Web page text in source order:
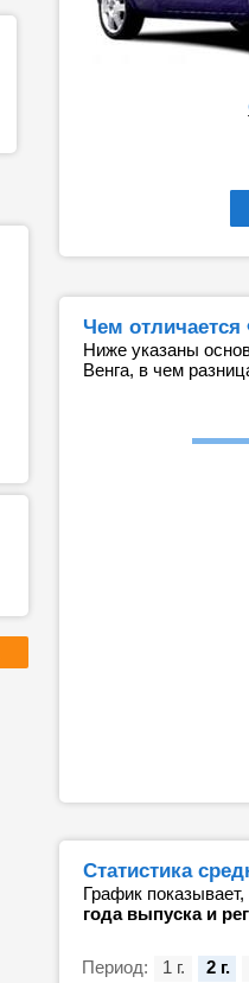
Чем
Ниже указаны
Венга, в чем
Статистика
График
года выпуска и
Период: 1 г. 2 г.